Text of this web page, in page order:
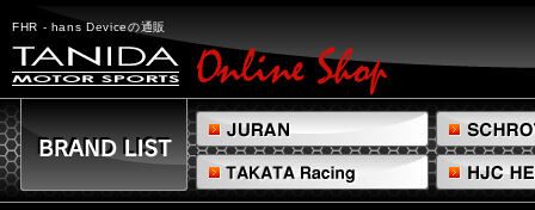
FHR - hans Deviceの通販
hans
Device
の
通
販
株
式